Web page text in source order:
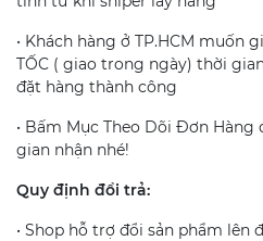
• Khách hàng ở TP.HCM muốn
TỐC ( giao trong ngày) thời
đặt hàng thành công
• Bấm Mục Theo Dõi Đơn
gian nhận nhé!
Quy định đổi trả:
• Shop hỗ trợ đổi sản phẩm lên